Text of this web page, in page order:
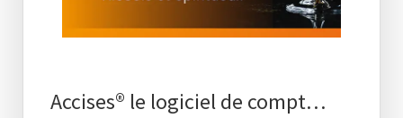
Accises® le logiciel de compt…